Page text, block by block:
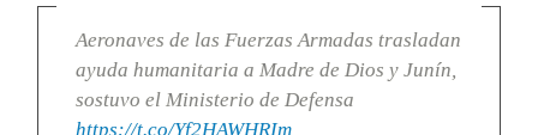
Aeronaves de las Fuerzas Armadas trasladan
ayuda humanitaria a Madre de Dios y Junín,
sostuvo el Ministerio de Defensa
https://t.co/Yf2HAWHRIm